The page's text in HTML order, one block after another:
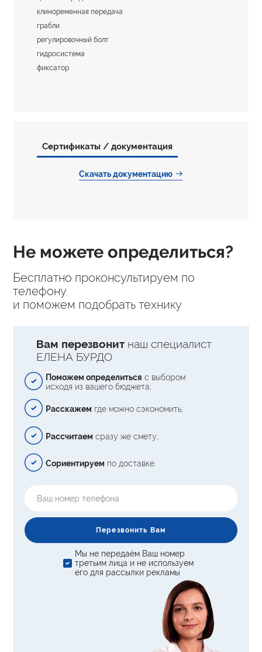
клиноременная передача
грабли
регулировочный болт
гидросистема
фиксатор
Сертификаты / документация
Скачать документацию
Не можете определиться?
Бесплатно проконсультируем по
телефону
и поможем подобрать технику
Вам перезвонит наш специалист
ЕЛЕНА БУРДО
Поможем определиться с выбором
исходя из вашего бюджета;
Расскажем где можно сэкономить;
Рассчитаем сразу же смету;
Сориентируем по доставке.
Перезвонить Вам
Мы не передаём Ваш номер
третьим лица и не используем
его для рассылки рекламы